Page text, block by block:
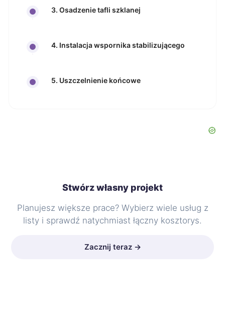
3. Osadzenie tafli szklanej
4. Instalacja wspornika stabilizującego
5. Uszczelnienie końcowe
Stwórz własny projekt
Planujesz większe prace? Wybierz wiele usług z
listy i sprawdź natychmiast łączny kosztorys.
Zacznij teraz →